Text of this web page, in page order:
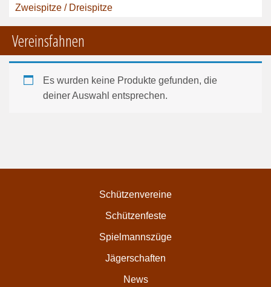
Zweispitze / Dreispitze
Vereinsfahnen
Es wurden keine Produkte gefunden, die
deiner Auswahl entsprechen.
Schützenvereine
Schützenfeste
Spielmannszüge
Jägerschaften
News